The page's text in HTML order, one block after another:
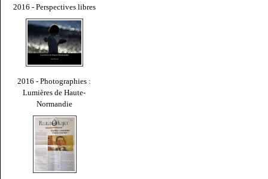
2016 - Perspectives libres
2016 - Photographies :
Lumières de Haute-
Normandie